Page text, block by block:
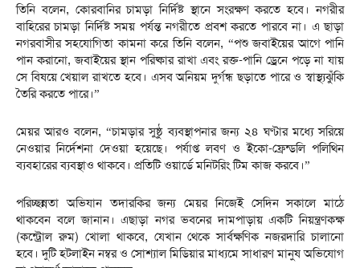
তিনি বলেন, কোরবানির চামড়া নির্দিষ্ট স্থানে সংরক্ষণ করতে হবে। নগরীর
বাহিরের চামড়া নির্দিষ্ট সময় পর্যন্ত নগরীতে প্রবশ করতে পারবে না। এ ছাড়া
নগরবাসীর সহযোগিতা কামনা করে তিনি বলেন, “পশু জবাইয়ের আগে পানি
পান করানো, জবাইয়ের স্থান পরিষ্কার রাখা এবং রক্ত-পানি ড্রেনে পড়ে না যায়
সে বিষয়ে খেয়াল রাখতে হবে। এসব অনিয়ম দুর্গন্ধ ছড়াতে পারে ও স্বাস্থ্যঝুঁকি
তৈরি করতে পারে।”
মেয়র আরও বলেন, “চামড়ার সুষ্ঠু ব্যবস্থাপনার জন্য ২৪ ঘণ্টার মধ্যে সরিয়ে
নেওয়ার নির্দেশনা দেওয়া হয়েছে। পর্যাপ্ত লবণ ও ইকো-ফ্রেন্ডলি পলিথিন
ব্যবহারের ব্যবস্থাও থাকবে। প্রতিটি ওয়ার্ডে মনিটরিং টিম কাজ করবে।”
পরিচ্ছন্নতা অভিযান তদারকির জন্য মেয়র নিজেই সেদিন সকালে মাঠে
থাকবেন বলে জানান। এছাড়া নগর ভবনের দামপাড়ায় একটি নিয়ন্ত্রণকক্ষ
(কন্ট্রোল রুম) খোলা থাকবে, যেখান থেকে সার্বক্ষণিক নজরদারি চালানো
হবে। দুটি হটলাইন নম্বর ও সোশ্যাল মিডিয়ার মাধ্যমে সাধারণ মানুষ অভিযোগ